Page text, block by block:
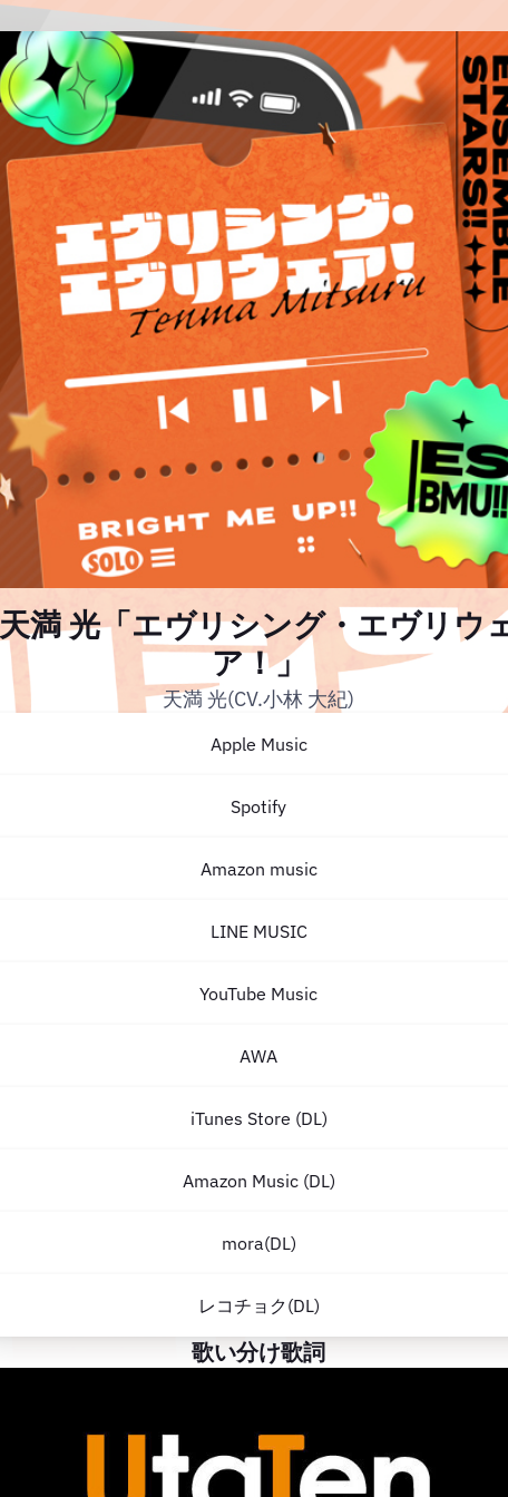
天満 光「エヴリシング・エヴリウ
ア！」
天満 光(CV.小林 大紀)
Apple Music
Spotify
Amazon music
LINE MUSIC
YouTube Music
AWA
iTunes Store (DL)
Amazon Music (DL)
mora(DL)
レコチョク(DL)
歌い分け歌詞